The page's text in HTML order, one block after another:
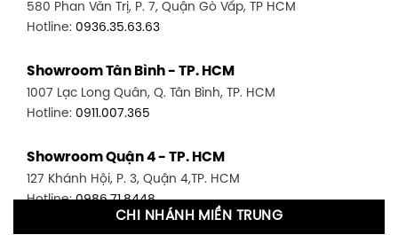
580 Phan Văn Trị, P. 7, Quận Gò Vấp, TP HCM
Hotline: 0936.35.63.63
Showroom Tân Bình - TP. HCM
1007 Lạc Long Quân, Q. Tân Bình, TP. HCM
Hotline: 0911.007.365
Showroom Quận 4 - TP. HCM
127 Khánh Hội, P. 3, Quận 4,TP. HCM
Hotline:0986.71.8448
CHI NHÁNH MIỀN TRUNG